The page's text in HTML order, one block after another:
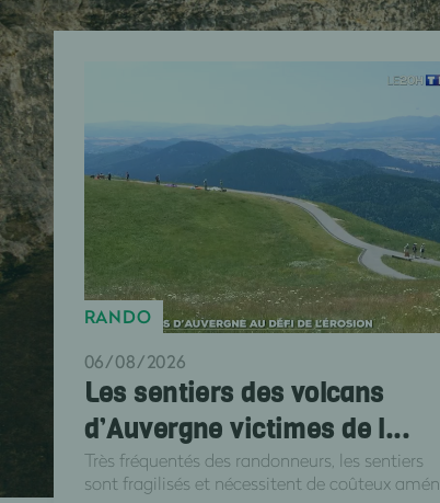
RANDO
06/08/2026
Les sentiers des volcans
d’Auvergne victimes de l...
Très fréquentés des randonneurs, les sentiers
sont fragilisés et nécessitent de coûteux amén...